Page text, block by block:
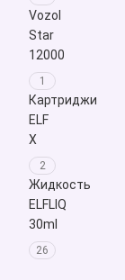
Vozol
Star
12000
1
Картриджи
ELF
X
2
Жидкость
ELFLIQ
30ml
26
ценам.
предлагаем
доставку
самовывоза
в